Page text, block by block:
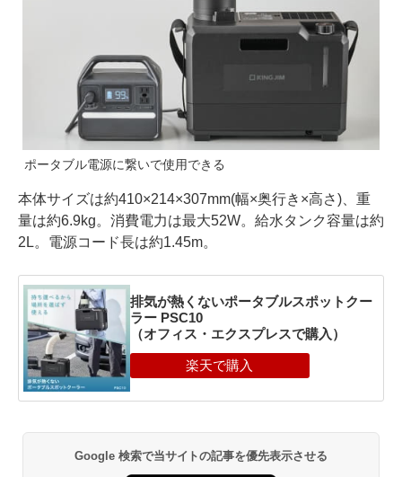
ポータブル電源に繋いで使用できる
本体サイズは約410×214×307mm(幅×奥行き×高さ)、重
量は約6.9kg。消費電力は最大52W。給水タンク容量は約
2L。電源コード長は約1.45m。
排気が熱くないポータブルスポットクー
ラー PSC10
（オフィス・エクスプレスで購入）
Google 検索で当サイトの記事を優先表示させる